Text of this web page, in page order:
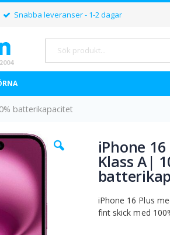
Snabba leveranser - 1-2 dagarHoppa
innehållet
batterikapacitet
iPhone
Klass A|
iPhone 16 Plus
fint skick med
bildgalleriet